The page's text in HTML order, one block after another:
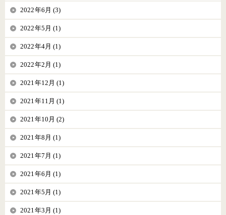
2022年6月 (3)
2022年5月 (1)
2022年4月 (1)
2022年2月 (1)
2021年12月 (1)
2021年11月 (1)
2021年10月 (2)
2021年8月 (1)
2021年7月 (1)
2021年6月 (1)
2021年5月 (1)
2021年3月 (1)